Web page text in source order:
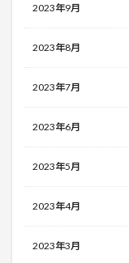
2023年9月
2023年8月
2023年7月
2023年6月
2023年5月
2023年4月
2023年3月